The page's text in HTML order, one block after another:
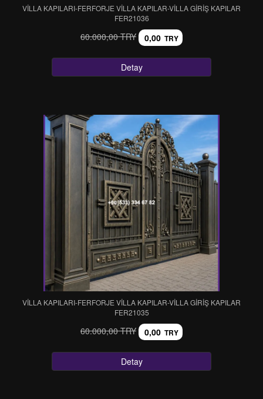
VİLLA KAPILARI-FERFORJE VİLLA KAPILAR-VİLLA GİRİŞ KAPILAR
FER21036
60.000,00 TRY 0,00 TRY
Detay
VİLLA KAPILARI-FERFORJE VİLLA KAPILAR-VİLLA GİRİŞ KAPILAR
FER21035
60.000,00 TRY 0,00 TRY
Detay